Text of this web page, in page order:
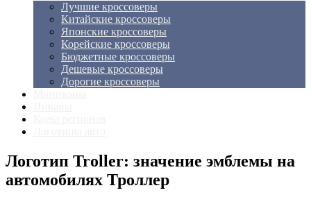
Лучшие кроссоверы
Китайские кроссоверы
Японские кроссоверы
Корейские кроссоверы
Бюджетные кроссоверы
Дешевые кроссоверы
Дорогие кроссоверы
Логотип Troller: значение эмблемы на
автомобилях Троллер